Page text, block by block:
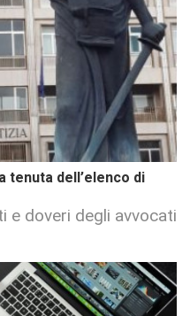
tenuta dell’elenco di
e doveri degli avvocati